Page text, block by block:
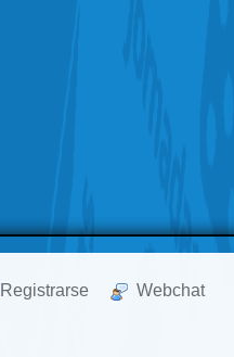
Registrarse Webchat